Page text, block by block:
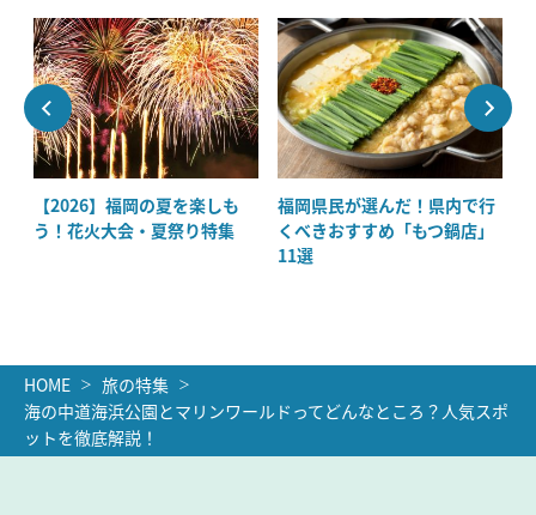
【2026】福岡の夏を楽しも
う！花火大会・夏祭り特集
福岡県民が選んだ！県内で行
くべきおすすめ「もつ鍋店」
11選
HOME
旅の特集
海の中道海浜公園とマリンワールドってどんなところ？人気スポ
ットを徹底解説！